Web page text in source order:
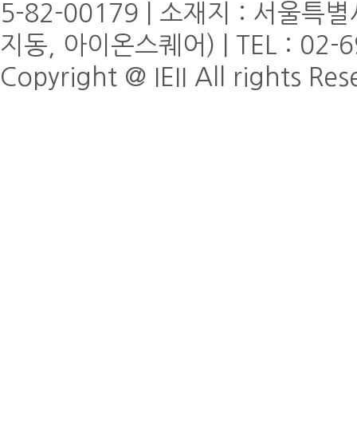
5-82-00179 | 소재지 : 서울특
지동, 아이온스퀘어) | TEL : 02-
Copyright @ IEII All rights